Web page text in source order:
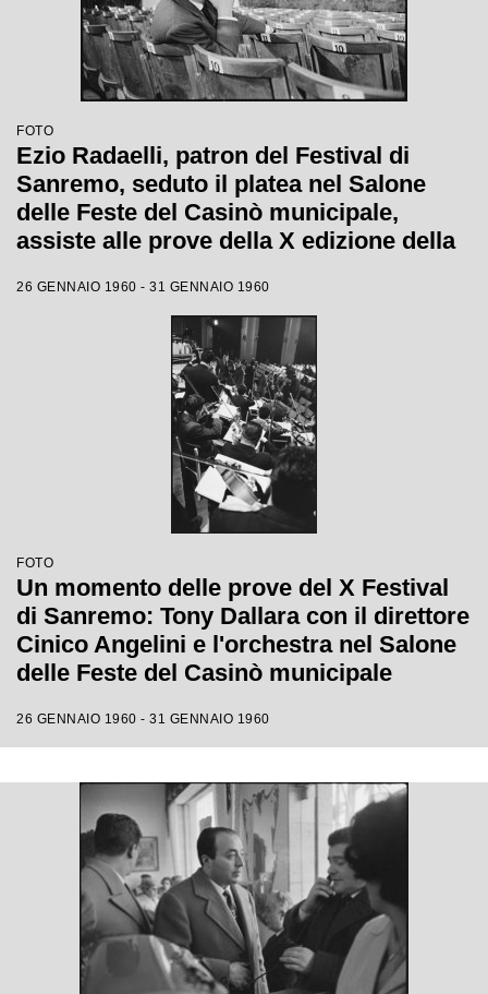
FOTO
Ezio Radaelli, patron del Festival di
Sanremo, seduto il platea nel Salone
delle Feste del Casinò municipale,
assiste alle prove della X edizione della
26 GENNAIO 1960 - 31 GENNAIO 1960
FOTO
Un momento delle prove del X Festival
di Sanremo: Tony Dallara con il direttore
Cinico Angelini e l'orchestra nel Salone
delle Feste del Casinò municipale
26 GENNAIO 1960 - 31 GENNAIO 1960